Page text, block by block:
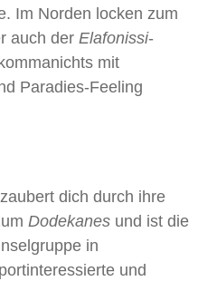
Im Norden locken zum
auch der Elafonissi-
mit
Paradies-Feeling
dich durch ihre
Dodekanes und ist die
in
und